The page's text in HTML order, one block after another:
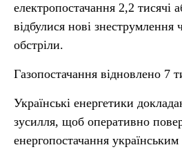
електропостачання 2,2 тисячі
відбулися нові знеструмлення
обстріли.
Газопостачання відновлено 7
Українські енергетики
зусилля, щоб оперативно
енергопостачання